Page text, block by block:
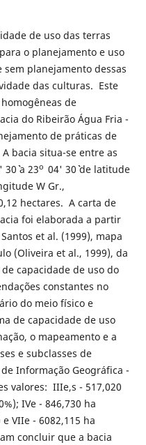
de uso das terras
o planejamento e uso
planejamento dessas
das culturas. Este
de
do Ribeirão Água Fria -
de práticas de
bacia situa-se entre as
30`` a 23o 04' 30`` de latitude
W Gr.,
hectares. A carta de
foi elaborada a partir
et al. (1999), mapa
(Oliveira et al., 1999), da
capacidade de uso do
constantes no
do meio físico e
de capacidade de uso
o mapeamento e a
e subclasses de
Informação Geográfica -
valores: IIIe,s - 517,020
IVe - 846,730 ha
VIIe - 6082,115 ha
concluir que a bacia